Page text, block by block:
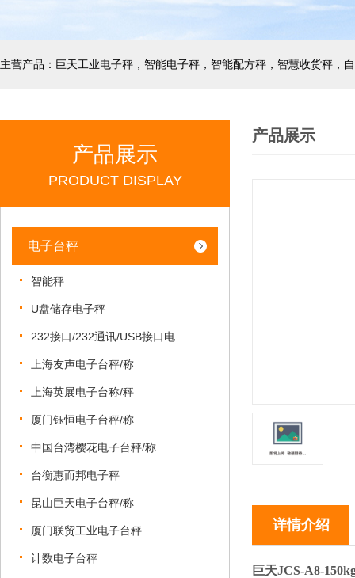
产品展示
PRODUCT DISPLAY
电子台秤
智能秤
U盘储存电子秤
上海友声电子台秤/称
上海英展电子台称/秤
厦门钰恒电子台秤/称
中国台湾樱花电子台秤/称
台衡惠而邦电子秤
昆山巨天电子台秤/称
厦门联贸工业电子台秤
计数电子台秤
产品展示
详情介绍
巨天JCS-A8-